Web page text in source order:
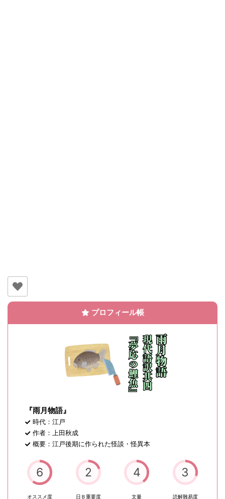
プロフィール帳
『雨月物語』
時代：江戸
作者：上田秋成
概要：江戸後期に作られた怪談・怪異本
6
オススメ度
2
日Ｂ重要度
4
文量
3
読解難易度